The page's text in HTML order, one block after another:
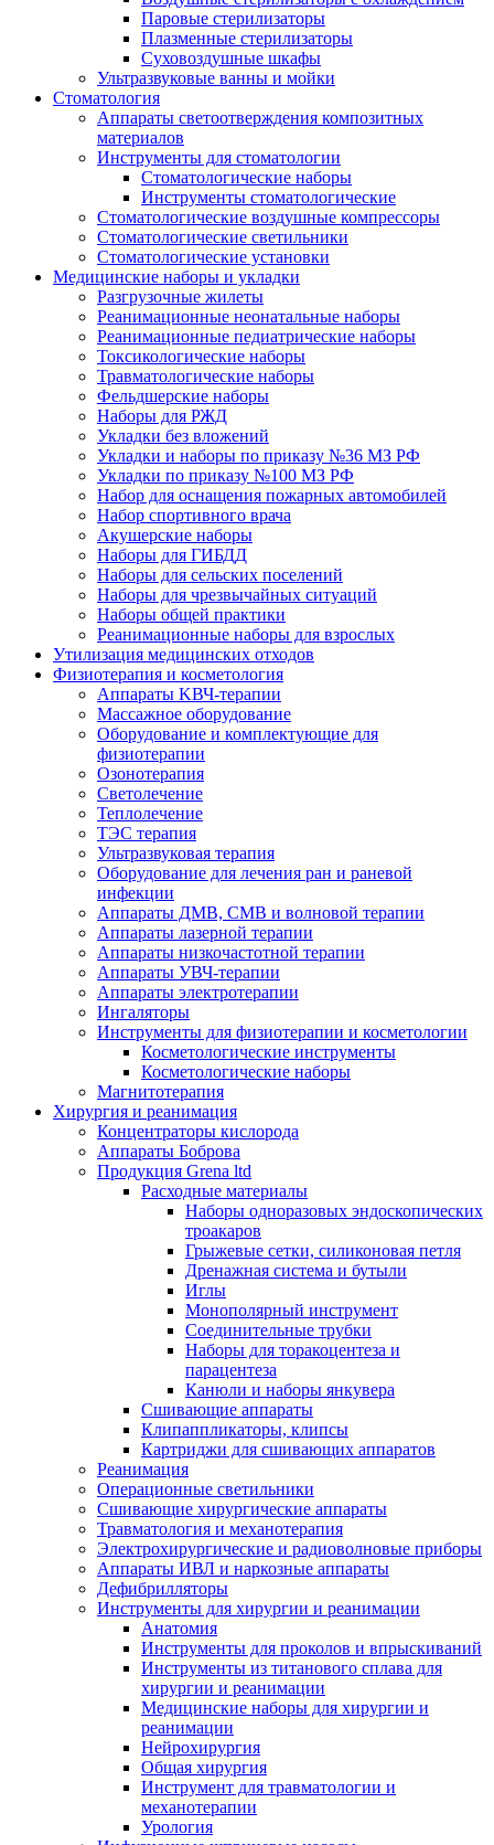
Паровые стерилизаторы
Плазменные стерилизаторы
Суховоздушные шкафы
Ультразвуковые ванны и мойки
Стоматология
Аппараты светоотверждения композитных
материалов
Инструменты для стоматологии
Стоматологические наборы
Инструменты стоматологические
Стоматологические воздушные компрессоры
Стоматологические светильники
Стоматологические установки
Медицинские наборы и укладки
Разгрузочные жилеты
Реанимационные неонатальные наборы
Реанимационные педиатрические наборы
Токсикологические наборы
Травматологические наборы
Фельдшерские наборы
Наборы для РЖД
Укладки без вложений
Укладки и наборы по приказу №36 МЗ РФ
Укладки по приказу №100 МЗ РФ
Набор для оснащения пожарных автомобилей
Набор спортивного врача
Акушерские наборы
Наборы для ГИБДД
Наборы для сельских поселений
Наборы для чрезвычайных ситуаций
Наборы общей практики
Реанимационные наборы для взрослых
Утилизация медицинских отходов
Физиотерапия и косметология
Аппараты KВЧ-терапии
Массажное оборудование
Оборудование и комплектующие для
физиотерапии
Озонотерапия
Светолечение
Теплолечение
ТЭС терапия
Ультразвуковая терапия
Оборудование для лечения ран и раневой
инфекции
Аппараты ДМВ, СМВ и волновой терапии
Аппараты лазерной терапии
Аппараты низкочастотной терапии
Аппараты УВЧ-терапии
Аппараты электротерапии
Ингаляторы
Инструменты для физиотерапии и косметологии
Косметологические инструменты
Косметологические наборы
Магнитотерапия
Хирургия и реанимация
Концентраторы кислорода
Аппараты Боброва
Продукция Grena ltd
Расходные материалы
Наборы одноразовых эндоскопических
троакаров
Грыжевые сетки, силиконовая петля
Дренажная система и бутыли
Иглы
Монополярный инструмент
Соединительные трубки
Наборы для торакоцентеза и
парацентеза
Канюли и наборы янкувера
Сшивающие аппараты
Клипаппликаторы, клипсы
Картриджи для сшивающих аппаратов
Реанимация
Операционные светильники
Сшивающие хирургические аппараты
Травматология и механотерапия
Электрохирургические и радиоволновые приборы
Аппараты ИВЛ и наркозные аппараты
Дефибрилляторы
Инструменты для хирургии и реанимации
Анатомия
Инструменты для проколов и впрыскиваний
Инструменты из титанового сплава для
хирургии и реанимации
Медицинские наборы для хирургии и
реанимации
Нейрохирургия
Общая хирургия
Инструмент для травматологии и
механотерапии
Урология